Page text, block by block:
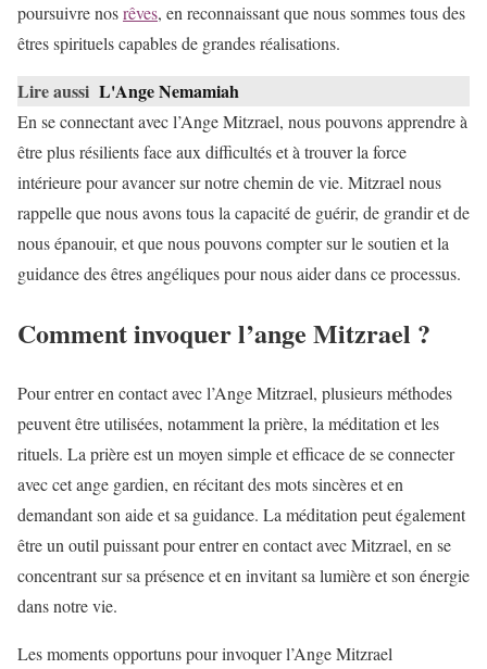
poursuivre nosrêves, en reconnaissant que nous sommes tous des
êtres spirituels capables de grandes réalisations.
Lire aussi L'Ange Nemamiah
En se connectant avec l’Ange Mitzrael, nous pouvons apprendre à
être plus résilients face aux difficultés et à trouver la force
intérieure pour avancer sur notre chemin de vie. Mitzrael nous
rappelle que nous avons tous la capacité de guérir, de grandir et de
nous épanouir, et que nous pouvons compter sur le soutien et la
guidance des êtres angéliques pour nous aider dans ce processus.
Comment invoquer l’ange Mitzrael ?
Pour entrer en contact avec l’Ange Mitzrael, plusieurs méthodes
peuvent être utilisées, notamment la prière, la méditation et les
rituels. La prière est un moyen simple et efficace de se connecter
avec cet ange gardien, en récitant des mots sincères et en
demandant son aide et sa guidance. La méditation peut également
être un outil puissant pour entrer en contact avec Mitzrael, en se
concentrant sur sa présence et en invitant sa lumière et son énergie
dans notre vie.
Les moments opportuns pour invoquer l’Ange Mitzrael